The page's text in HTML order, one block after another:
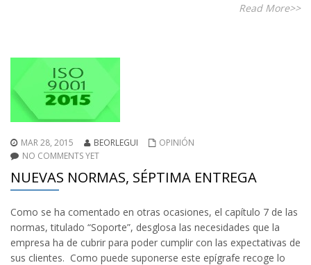
Read More>>
MAR 28, 2015 BEORLEGUI
OPINIÓN
NO COMMENTS YET
NUEVAS NORMAS, SÉPTIMA ENTREGA
Como se ha comentado en otras ocasiones, el capítulo 7 de las
normas, titulado “Soporte”, desglosa las necesidades que la
empresa ha de cubrir para poder cumplir con las expectativas de
sus clientes. Como puede suponerse este epígrafe recoge lo